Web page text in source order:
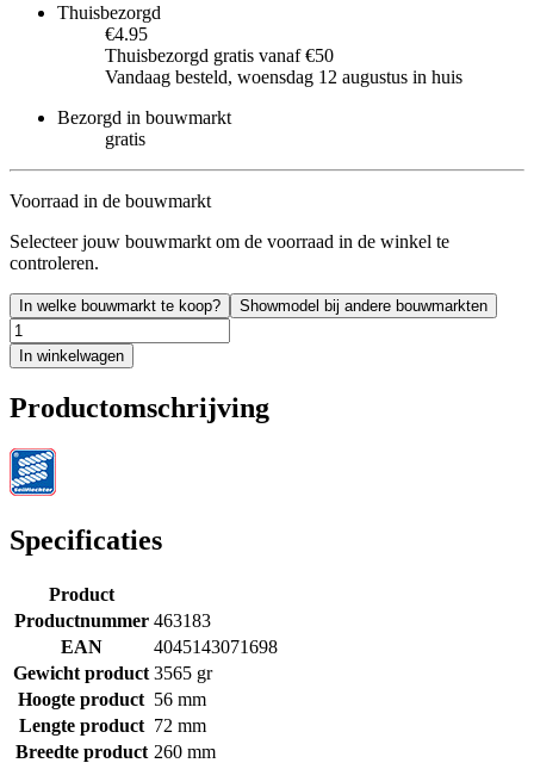
Thuisbezorgd
€4.95
Thuisbezorgd gratis vanaf €50
Vandaag besteld, woensdag 12 augustus in huis
Bezorgd in bouwmarkt
gratis
Voorraad in de bouwmarkt
Selecteer jouw bouwmarkt om de voorraad in de winkel te
controleren.
In welke bouwmarkt te koop? Showmodel bij andere bouwmarkten
In winkelwagen
Productomschrijving
Specificaties
Product
Productnummer 463183
EAN
4045143071698
Gewicht product 3565 gr
Hoogte product 56 mm
Lengte product 72 mm
Breedte product 260 mm